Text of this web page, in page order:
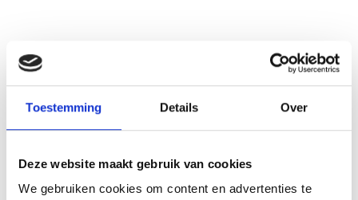
Toestemming Details Over
Deze website maakt gebruik van cookies
We gebruiken cookies om content en advertenties te